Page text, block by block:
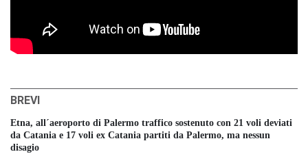
BREVI
Etna, all´aeroporto di Palermo traffico sostenuto con 21 voli deviati
da Catania e 17 voli ex Catania partiti da Palermo, ma nessun
disagio